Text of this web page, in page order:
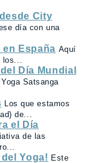
City
día con una
España Aquí
Día Mundial
Satsanga
Los que estamos
de...
el Día
de las
Yoga! Este